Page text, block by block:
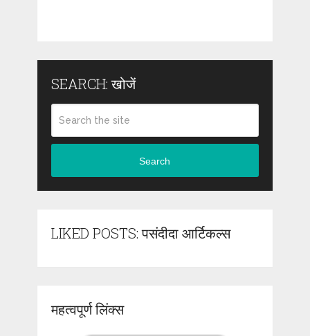
SEARCH: खोजें
Search
LIKED POSTS: पसंदीदा आर्टिकल्स
महत्वपूर्ण लिंक्स